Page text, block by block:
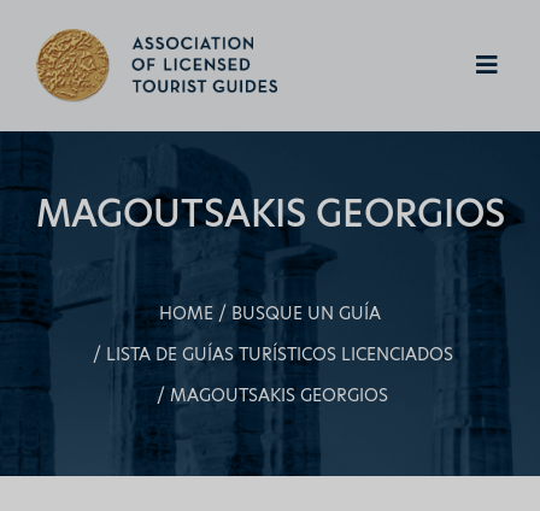
MAGOUTSAKIS GEORGIOS
HOME
BUSQUE UN GUÍA
LISTA DE GUÍAS TURÍSTICOS LICENCIADOS
MAGOUTSAKIS GEORGIOS